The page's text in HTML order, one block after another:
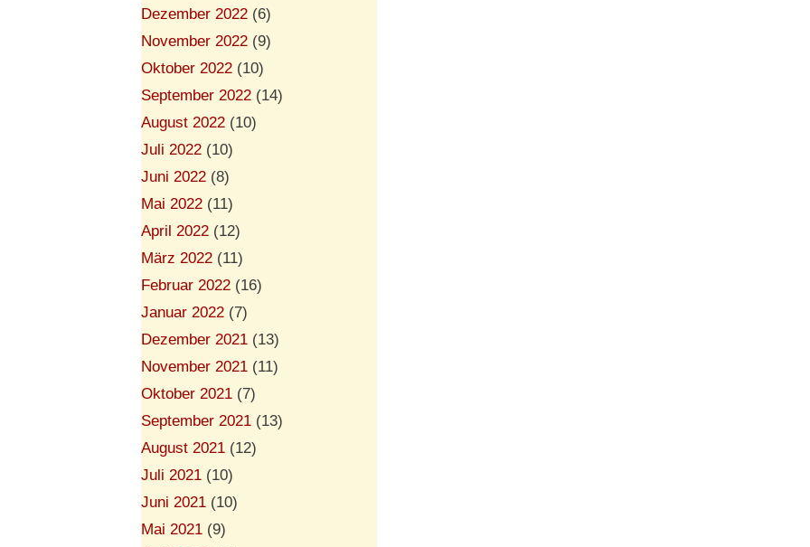
Dezember 2022 (6)
November 2022 (9)
Oktober 2022 (10)
September 2022 (14)
August 2022 (10)
Juli 2022 (10)
Juni 2022 (8)
Mai 2022 (11)
April 2022 (12)
März 2022 (11)
Februar 2022 (16)
Januar 2022 (7)
Dezember 2021 (13)
November 2021 (11)
Oktober 2021 (7)
September 2021 (13)
August 2021 (12)
Juli 2021 (10)
Juni 2021 (10)
Mai 2021 (9)